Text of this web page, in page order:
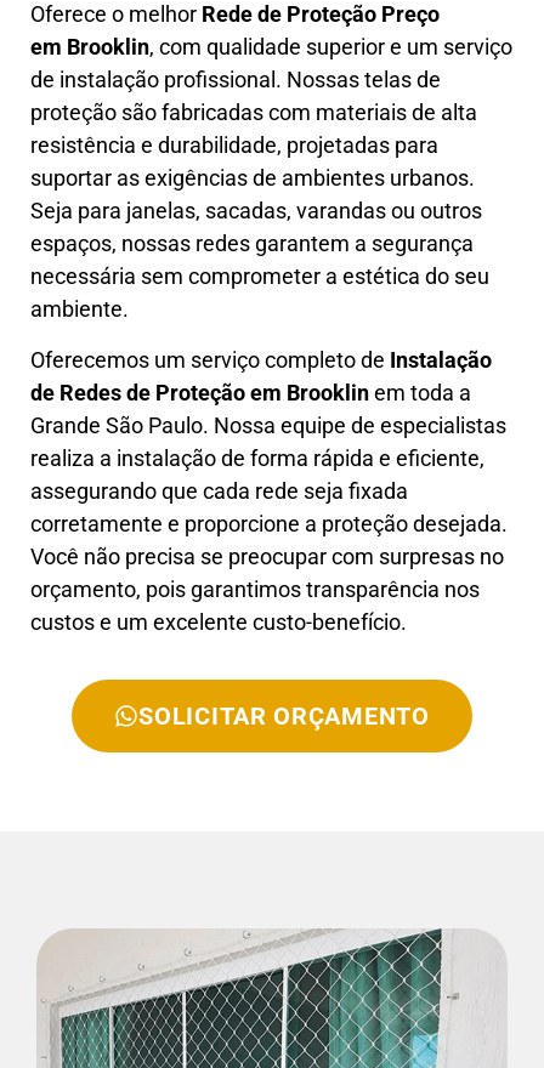
Oferece o melhor Rede de Proteção Preço
em Brooklin, com qualidade superior e um serviço
de instalação profissional. Nossas telas de
proteção são fabricadas com materiais de alta
resistência e durabilidade, projetadas para
suportar as exigências de ambientes urbanos.
Seja para janelas, sacadas, varandas ou outros
espaços, nossas redes garantem a segurança
necessária sem comprometer a estética do seu
ambiente.
Oferecemos um serviço completo de Instalação
de Redes de Proteção em Brooklinem toda a
Grande São Paulo. Nossa equipe de especialistas
realiza a instalação de forma rápida e eficiente,
assegurando que cada rede seja fixada
corretamente e proporcione a proteção desejada.
Você não precisa se preocupar com surpresas no
orçamento, pois garantimos transparência nos
custos e um excelente custo-benefício.
SOLICITAR ORÇAMENTO